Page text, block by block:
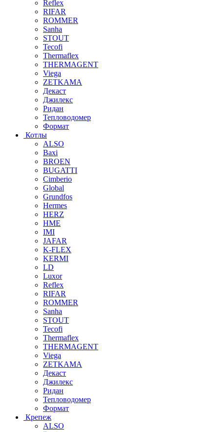
Reflex
RIFAR
ROMMER
Sanha
STOUT
Tecofi
Thermaflex
THERMAGENT
Viega
ZETKAMA
Декаст
Джилекс
Ридан
Тепловодомер
Формат
Котлы
ALSO
Baxi
BROEN
BUGATTI
Cimberio
Global
Grundfos
Hermes
HERZ
HME
IMI
JAFAR
K-FLEX
KERMI
LD
Luxor
Reflex
RIFAR
ROMMER
Sanha
STOUT
Tecofi
Thermaflex
THERMAGENT
Viega
ZETKAMA
Декаст
Джилекс
Ридан
Тепловодомер
Формат
Крепеж
ALSO